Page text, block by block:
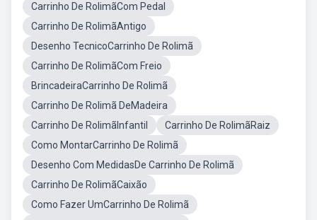
Carrinho De RolimãCom Pedal
Carrinho De RolimãAntigo
Desenho TecnicoCarrinho De Rolimã
Carrinho De RolimãCom Freio
BrincadeiraCarrinho De Rolimã
Carrinho De Rolimã DeMadeira
Carrinho De RolimãInfantil
Carrinho De RolimãRaiz
Como MontarCarrinho De Rolimã
Desenho Com MedidasDe Carrinho De Rolimã
Carrinho De RolimãCaixão
Como Fazer UmCarrinho De Rolimã